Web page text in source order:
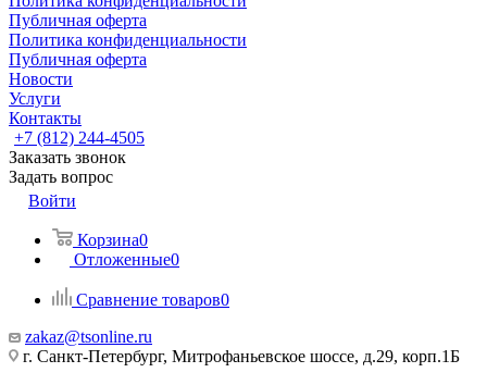
Публичная оферта
Политика конфиденциальности
Публичная оферта
Новости
Услуги
Контакты
+7 (812) 244-4505
Заказать звонок
Задать вопрос
Войти
Корзина0
Отложенные0
Сравнение товаров0
zakaz@tsonline.ru
г. Санкт-Петербург, Митрофаньевское шоссе, д.29, корп.1Б